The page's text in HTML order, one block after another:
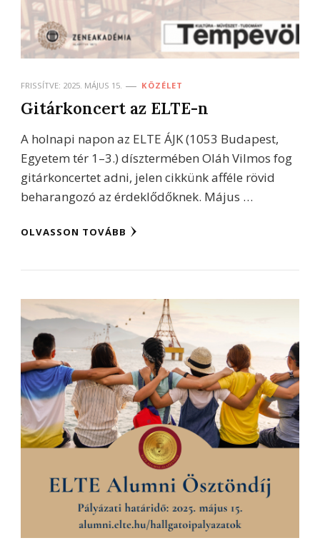
FRISSÍTVE: 2025. MÁJUS 15. KÖZÉLET
Gitárkoncert az ELTE-n
A holnapi napon az ELTE ÁJK (1053 Budapest,
Egyetem tér 1–3.) dísztermében Oláh Vilmos fog
gitárkoncertet adni, jelen cikkünk afféle rövid
beharangozó az érdeklődőknek. Május …
OLVASSON TOVÁBB